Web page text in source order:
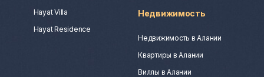
Hayat Villa
Hayat Residence
Недвижимость
Недвижимость в Алании
Квартиры в Алании
Виллы в Алании